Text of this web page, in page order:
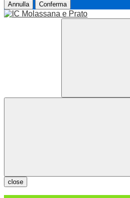
Annulla Conferma
close